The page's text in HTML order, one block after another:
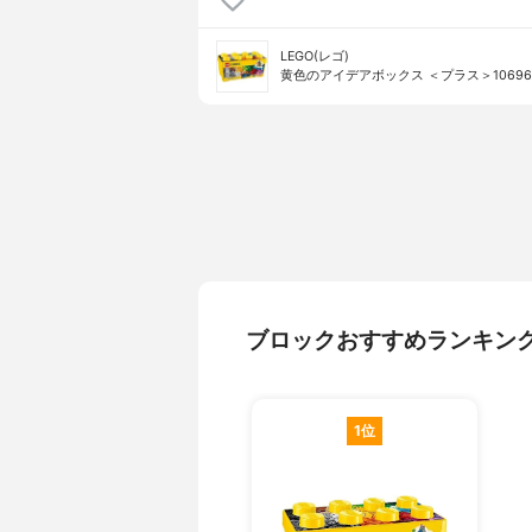
LEGO(レゴ)
黄色のアイデアボックス ＜プラス＞10696
ブロックおすすめランキン
1位